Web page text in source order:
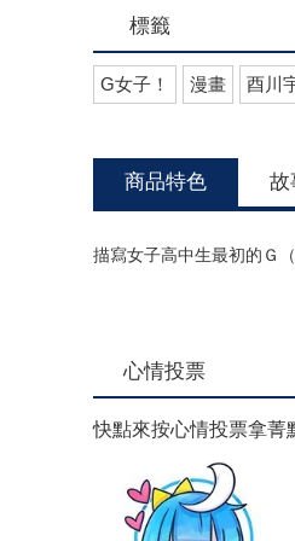
標籤
G女子！ 漫畫 酉川
商品特色 故
描寫女子高中生最初的Ｇ
心情投票
快點來按心情投票拿菁